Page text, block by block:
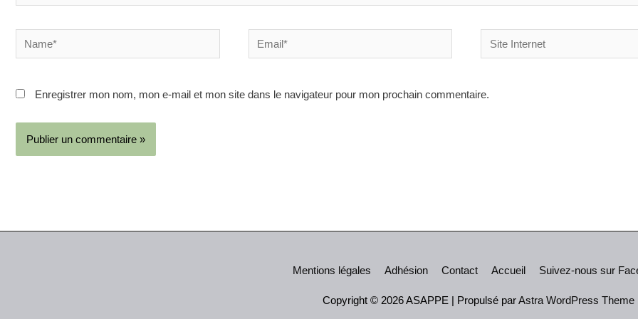
Name* Email*
Site
Internet
Enregistrer mon nom, mon e-mail et mon site dans le navigateur pour mon prochain commentaire.
Mentions légales Adhésion Contact Accueil Suivez-nous sur
Copyright © 2026ASAPPE | Propulsé parAstra WordPress Theme